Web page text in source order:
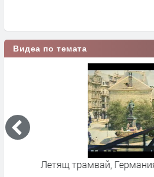
Видеа по темата
Летящ трамвай, Германия 1902